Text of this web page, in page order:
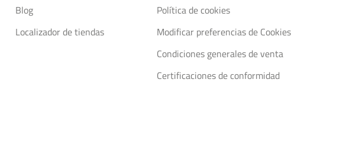
Blog
Localizador de tiendas
Política de cookies
Modificar preferencias de Cookies
Condiciones generales de venta
Certificaciones de conformidad